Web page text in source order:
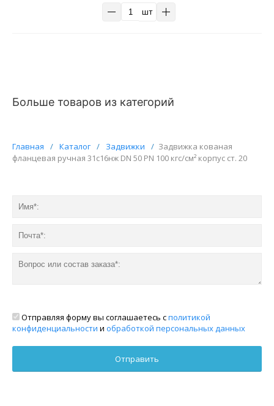
шт
Больше товаров из категорий
Главная / Каталог / Задвижки / Задвижка кованая
фланцевая ручная 31с16нж DN 50 PN 100 кгс/см² корпус ст. 20
Отправляя форму вы соглашаетесь сполитикой
конфиденциальности и обработкой персональных данных